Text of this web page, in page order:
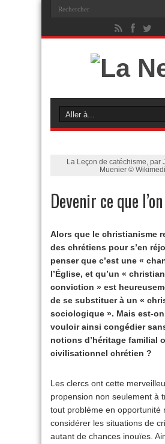
La Leçon de catéchisme, par
Muenier ©
Devenir ce que
Alors que le christianisme
des chrétiens pour s’en
penser que c’est une «
l’Église, et qu’un «
conviction » est
de se substituer à un «
sociologique ». Mais est-
vouloir ainsi congédier
notions d’héritage familial
civilisationnel chrétien ?
Les clercs ont cette
propension non seulement à
tout problème en opportunité
considérer les situations de
autant de chances inouïes.